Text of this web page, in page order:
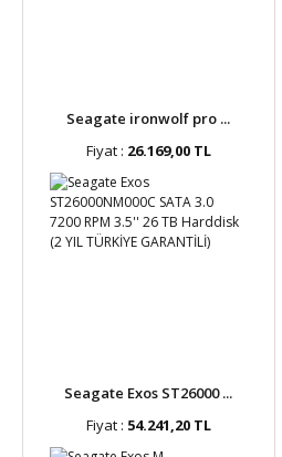
Seagate ironwolf pro ...
Fiyat : 26.169,00 TL
Seagate Exos ST26000 ...
Fiyat : 54.241,20 TL